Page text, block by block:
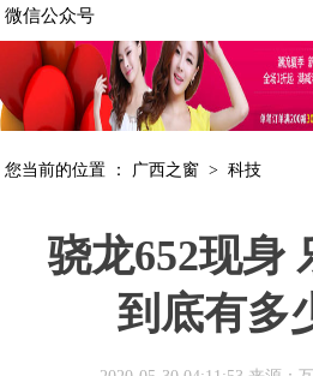
微信公众号
您当前的位置 ： 广西之窗 >科技
骁龙652现身
到底有多